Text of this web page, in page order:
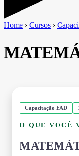
Home › Cursos ›
Capacitação EAD
O QUE VOCÊ